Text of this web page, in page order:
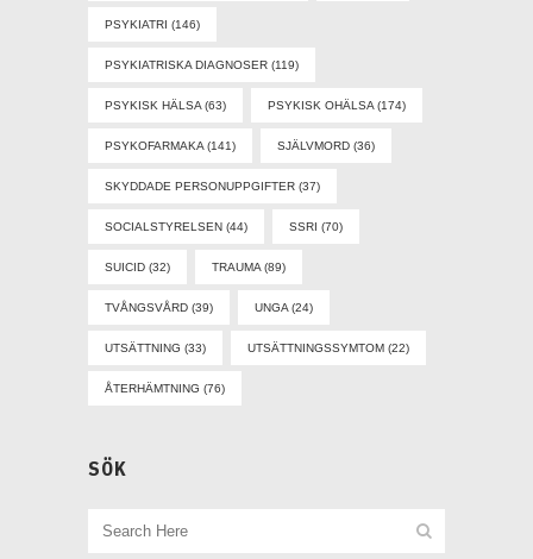
PSYKIATRI (146)
PSYKIATRISKA DIAGNOSER (119)
PSYKISK HÄLSA(63) PSYKISK OHÄLSA(174)
PSYKOFARMAKA(141) SJÄLVMORD (36)
SKYDDADE PERSONUPPGIFTER (37)
SOCIALSTYRELSEN (44) SSRI (70)
SUICID (32) TRAUMA(89)
TVÅNGSVÅRD (39) UNGA(24)
UTSÄTTNING (33) UTSÄTTNINGSSYMTOM (22)
ÅTERHÄMTNING (76)
SÖK